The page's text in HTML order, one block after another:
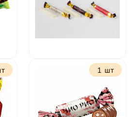
Вместе вкуснее
1 шт